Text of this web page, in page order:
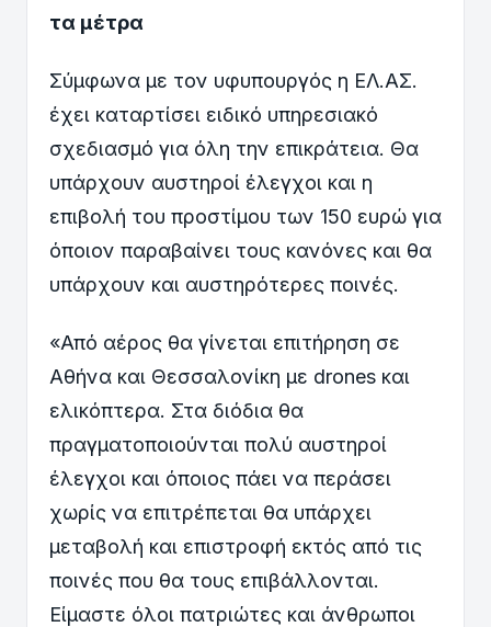
τα μέτρα
Σύμφωνα με τον υφυπουργός η ΕΛ.ΑΣ.
έχει καταρτίσει ειδικό υπηρεσιακό
σχεδιασμό για όλη την επικράτεια. Θα
υπάρχουν αυστηροί έλεγχοι και η
επιβολή του προστίμου των 150 ευρώ για
όποιον παραβαίνει τους κανόνες και θα
υπάρχουν και αυστηρότερες ποινές.
«Από αέρος θα γίνεται επιτήρηση σε
Αθήνα και Θεσσαλονίκη με drones και
ελικόπτερα. Στα διόδια θα
πραγματοποιούνται πολύ αυστηροί
έλεγχοι και όποιος πάει να περάσει
χωρίς να επιτρέπεται θα υπάρχει
μεταβολή και επιστροφή εκτός από τις
ποινές που θα τους επιβάλλονται.
Είμαστε όλοι πατριώτες και άνθρωποι